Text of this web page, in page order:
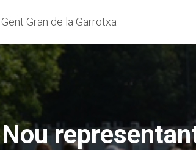
Gran de la Garrotxa
Nou